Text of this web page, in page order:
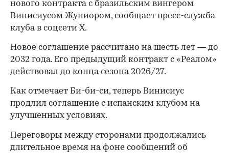
нового контракта с бразильским вингером
Винисиусом Жуниором, сообщает пресс-служба
клуба в соцсети X.
Новое соглашение рассчитано на шесть лет — до
2032 года. Его предыдущий контракт с «Реалом»
действовал до конца сезона 2026/27.
Как отмечает Би-би-си, теперь Винисиус
продлил соглашение с испанским клубом на
улучшенных условиях.
Переговоры между сторонами продолжались
длительное время на фоне сообщений об